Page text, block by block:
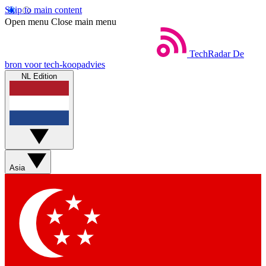
Skip to main content
Open menu Close main menu
TechRadar De
bron voor tech-koopadvies
NL Edition
Asia